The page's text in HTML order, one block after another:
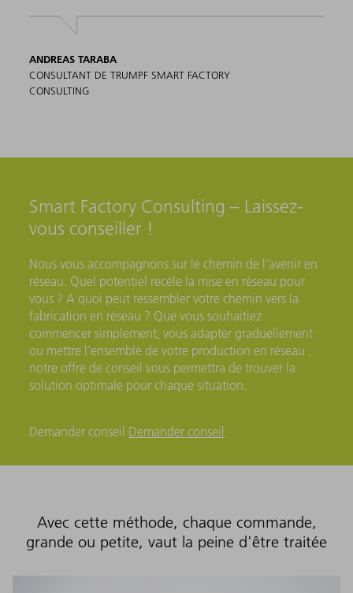
ANDREAS TARABA
CONSULTANT DE TRUMPF SMART FACTORY
CONSULTING
Smart Factory Consulting – Laissez-
vous conseiller !
Nous vous accompagnons sur le chemin de l'avenir en
réseau. Quel potentiel recèle la mise en réseau pour
vous ? A quoi peut ressembler votre chemin vers la
fabrication en réseau ? Que vous souhaitiez
commencer simplement, vous adapter graduellement
ou mettre l'ensemble de votre production en réseau ,
notre offre de conseil vous permettra de trouver la
solution optimale pour chaque situation.
Demander conseil Demander conseil
Avec cette méthode, chaque commande,
grande ou petite, vaut la peine d'être traitée